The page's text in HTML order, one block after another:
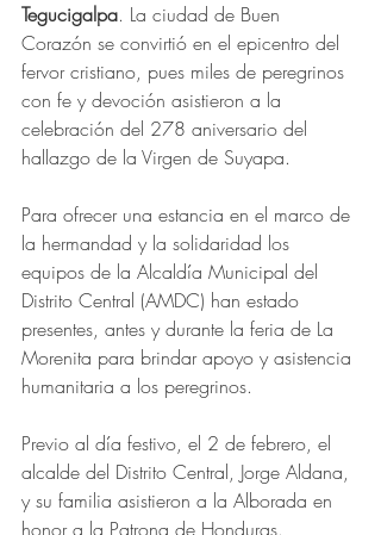
Tegucigalpa. La ciudad de Buen
Corazón se convirtió en el epicentro del
fervor cristiano, pues miles de peregrinos
con fe y devoción asistieron a la
celebración del 278 aniversario del
hallazgo de la Virgen de Suyapa.
Para ofrecer una estancia en el marco de
la hermandad y la solidaridad los
equipos de la Alcaldía Municipal del
Distrito Central (AMDC) han estado
presentes, antes y durante la feria de La
Morenita para brindar apoyo y asistencia
humanitaria a los peregrinos.
Previo al día festivo, el 2 de febrero, el
alcalde del Distrito Central, Jorge Aldana,
y su familia asistieron a la Alborada en
honor a la Patrona de Honduras.